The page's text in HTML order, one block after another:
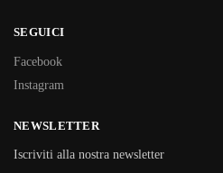
SEGUICI
Facebook
Instagram
NEWSLETTER
Iscriviti alla nostra newsletter